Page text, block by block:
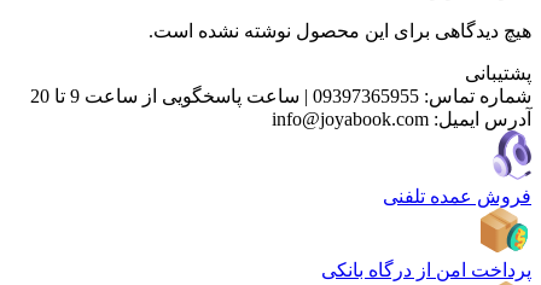
هیچ دیدگاهی برای این محصول نوشته نشده است.
پشتیبانی
شماره تماس: 09397365955
| ساعت پاسخگویی از ساعت 9 تا 20
آدرس ایمیل: info@joyabook.com
فروش عمده تلفنی
پرداخت امن از درگاه بانکی